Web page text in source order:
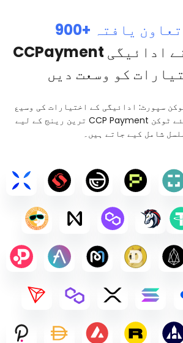
تعاون یافتہ
CCPayment کے ساتھ اپنے ادائیگی
سپورٹ: ادائیگی کے اختیارات کی وسیع
ترین رینج کے لیے CCP Payment پر بھروسہ کریں، نئے ٹوکن
شامل کیے جاتے ہیں۔